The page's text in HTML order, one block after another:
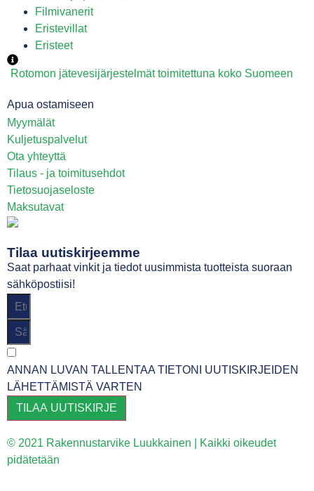
Filmivanerit
Eristevillat
Eristeet
Rotomon jätevesijärjestelmät toimitettuna koko Suomeen
Apua ostamiseen
Myymälät
Kuljetuspalvelut
Ota yhteyttä
Tilaus - ja toimitusehdot
Tietosuojaseloste
Maksutavat
Tilaa uutiskirjeemme
Saat parhaat vinkit ja tiedot uusimmista tuotteista suoraan
sähköpostiisi!
ANNAN LUVAN TALLENTAA TIETONI UUTISKIRJEIDEN
LÄHETTÄMISTÄ VARTEN
TILAA UUTISKIRJE
© 2021 Rakennustarvike Luukkainen | Kaikki oikeudet
pidätetään